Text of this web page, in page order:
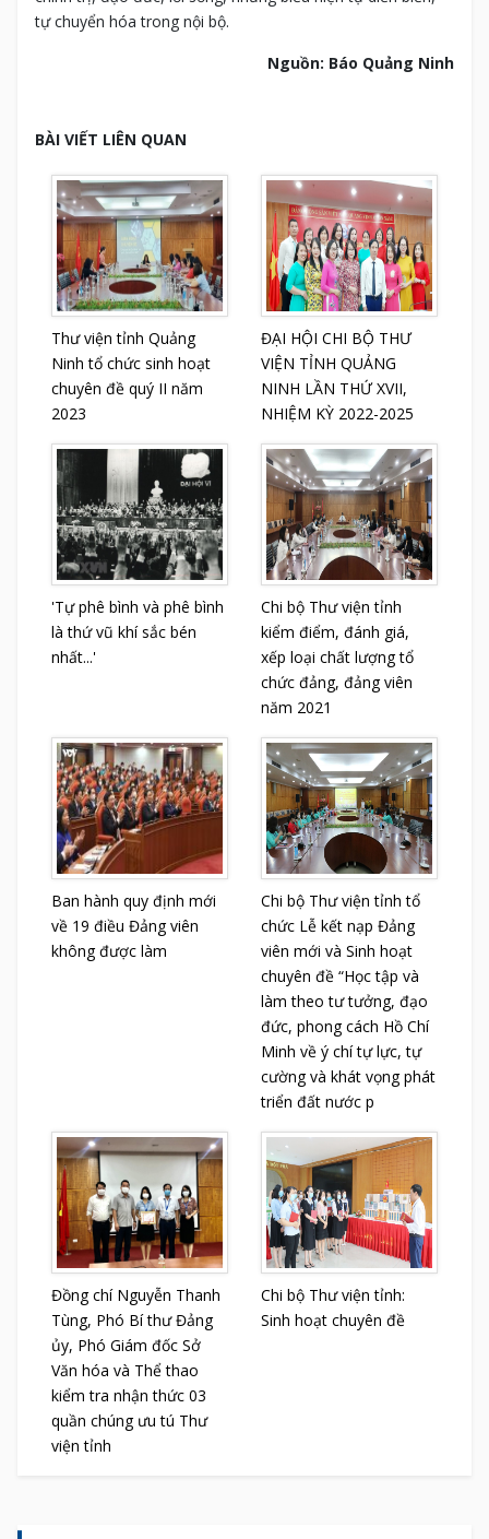
tự chuyển hóa trong nội bộ.
Nguồn: Báo Quảng Ninh
BÀI VIẾT LIÊN QUAN
Thư viện tỉnh Quảng
Ninh tổ chức sinh hoạt
chuyên đề quý II năm
2023
ĐẠI HỘI CHI BỘ THƯ
VIỆN TỈNH QUẢNG
NINH LẦN THỨ XVII,
NHIỆM KỲ 2022-2025
'Tự phê bình và phê bình
là thứ vũ khí sắc bén
nhất...'
Chi bộ Thư viện tỉnh
kiểm điểm, đánh giá,
xếp loại chất lượng tổ
chức đảng, đảng viên
năm 2021
Ban hành quy định mới
về 19 điều Đảng viên
không được làm
Chi bộ Thư viện tỉnh tổ
chức Lễ kết nạp Đảng
viên mới và Sinh hoạt
chuyên đề “Học tập và
làm theo tư tưởng, đạo
đức, phong cách Hồ Chí
Minh về ý chí tự lực, tự
cường và khát vọng phát
triển đất nước p
Đồng chí Nguyễn Thanh
Tùng, Phó Bí thư Đảng
ủy, Phó Giám đốc Sở
Văn hóa và Thể thao
kiểm tra nhận thức 03
quần chúng ưu tú Thư
viện tỉnh
Chi bộ Thư viện tỉnh:
Sinh hoạt chuyên đề